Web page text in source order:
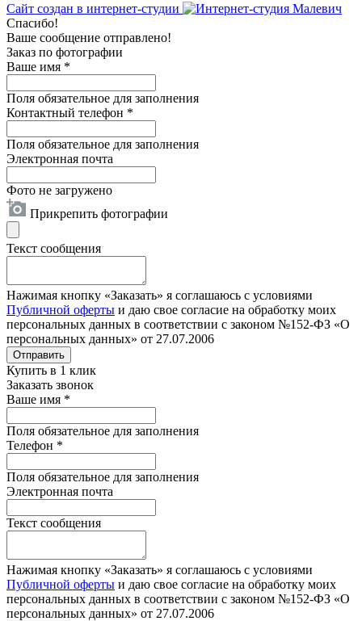
Сайт создан в интернет-студии
Спасибо!
Ваше сообщение отправлено!
Заказ по фотографии
Ваше имя *
Поля обязательное для заполнения
Контактный телефон *
Поля обязательное для заполнения
Электронная почта
Фото не загружено
Прикрепить фотографии
Текст сообщения
Нажимая кнопку «Заказать» я соглашаюсь с условиями
Публичной оферты и даю свое согласие на обработку моих
персональных данных в соответствии с законом №152-ФЗ «О
персональных данных» от 27.07.2006
Отправить
Купить в 1 клик
Заказать звонок
Ваше имя *
Поля обязательное для заполнения
Телефон *
Поля обязательное для заполнения
Электронная почта
Текст сообщения
Нажимая кнопку «Заказать» я соглашаюсь с условиями
Публичной оферты и даю свое согласие на обработку моих
персональных данных в соответствии с законом №152-ФЗ «О
персональных данных» от 27.07.2006